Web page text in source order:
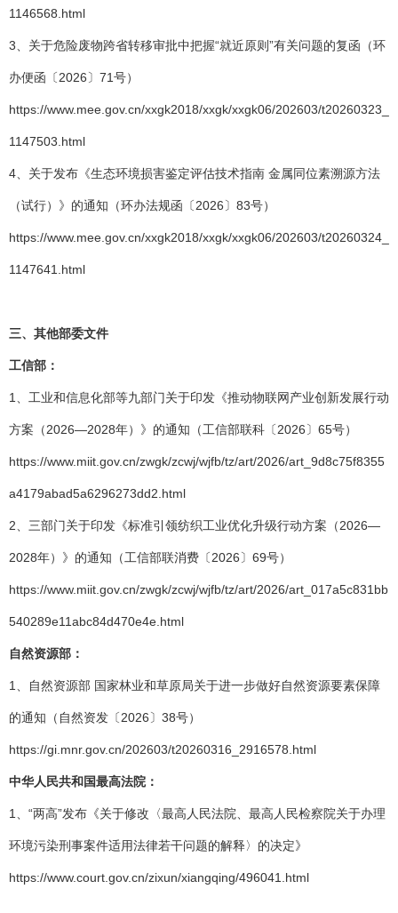
1146568.html
3、关于危险废物跨省转移审批中把握“就近原则”有关问题的复函（环
办便函〔2026〕71号）
https://www.mee.gov.cn/xxgk2018/xxgk/xxgk06/202603/t20260323_
1147503.html
4、关于发布《生态环境损害鉴定评估技术指南 金属同位素溯源方法
（试行）》的通知（环办法规函〔2026〕83号）
https://www.mee.gov.cn/xxgk2018/xxgk/xxgk06/202603/t20260324_
1147641.html
三、其他部委文件
工信部：
1、工业和信息化部等九部门关于印发《推动物联网产业创新发展行动
方案（2026—2028年）》的通知（工信部联科〔2026〕65号）
https://www.miit.gov.cn/zwgk/zcwj/wjfb/tz/art/2026/art_9d8c75f8355
a4179abad5a6296273dd2.html
2、三部门关于印发《标准引领纺织工业优化升级行动方案（2026—
2028年）》的通知（工信部联消费〔2026〕69号）
https://www.miit.gov.cn/zwgk/zcwj/wjfb/tz/art/2026/art_017a5c831bb
540289e11abc84d470e4e.html
自然资源部：
1、自然资源部 国家林业和草原局关于进一步做好自然资源要素保障
的通知（自然资发〔2026〕38号）
https://gi.mnr.gov.cn/202603/t20260316_2916578.html
中华人民共和国最高法院：
1、“两高”发布《关于修改〈最高人民法院、最高人民检察院关于办理
环境污染刑事案件适用法律若干问题的解释〉的决定》
https://www.court.gov.cn/zixun/xiangqing/496041.html